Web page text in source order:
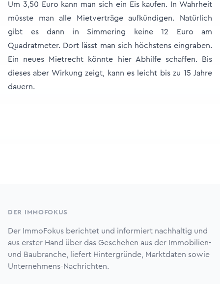
Um 3,50 Euro kann man sich ein Eis kaufen. In Wahrheit
müsste man alle Mietverträge aufkündigen. Natürlich
gibt es dann in Simmering keine 12 Euro am
Quadratmeter. Dort lässt man sich höchstens eingraben.
Ein neues Mietrecht könnte hier Abhilfe schaffen. Bis
dieses aber Wirkung zeigt, kann es leicht bis zu 15 Jahre
dauern.
DER IMMOFOKUS
Der ImmoFokus berichtet und informiert nachhaltig und
aus erster Hand über das Geschehen aus der Immobilien-
und Baubranche, liefert Hintergründe, Marktdaten sowie
Unternehmens-Nachrichten.